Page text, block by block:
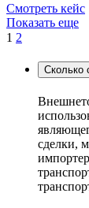
Смотреть кейс
Показать еще
1 2
Сколько
сделки,